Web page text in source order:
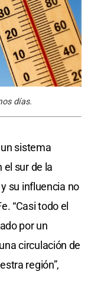
días.
sistema
sur de la
su influencia no
“Casi todo el
por un
circulación de
región”,